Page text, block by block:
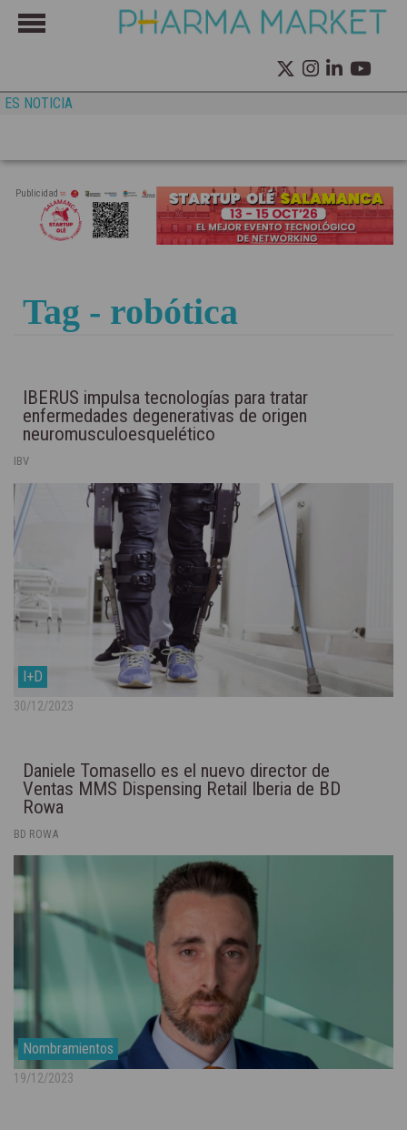
ES NOTICIA
Publicidad
Tag - robótica
IBERUS impulsa tecnologías para tratar
enfermedades degenerativas de origen
neuromusculoesquelético
IBV
I+D
30/12/2023
Daniele Tomasello es el nuevo director de
Ventas MMS Dispensing Retail Iberia de BD
Rowa
BD ROWA
Nombramientos
19/12/2023